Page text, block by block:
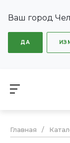
Ваш город
ДА
Главная /